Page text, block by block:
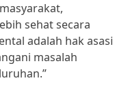
sehat secara
adalah hak asasi
masalah